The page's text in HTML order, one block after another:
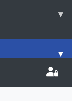
▾
▾